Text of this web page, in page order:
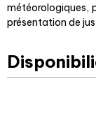
météorologiques
présentation de